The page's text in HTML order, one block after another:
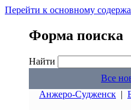
Перейти к основному
Форма поиска
Найти
Все
Анжеро-Судженск |